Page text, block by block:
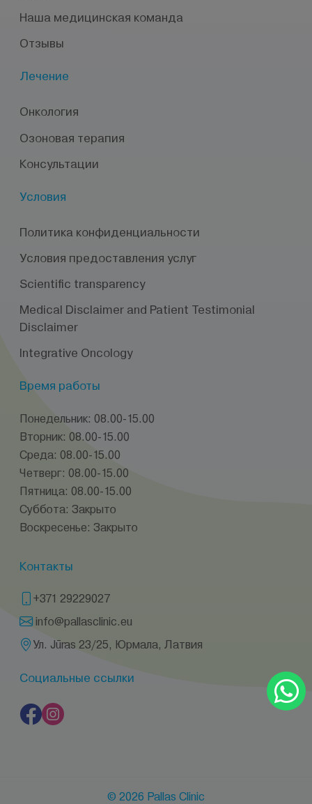
Время работы
Понедельник: 08.00-15.00
Вторник: 08.00-15.00
Среда: 08.00-15.00
Четверг: 08.00-15.00
Пятница: 08.00-15.00
Суббота: Закрыто
Воскресенье: Закрыто
Контакты
+371 29229027
info@pallasclinic.eu
Ул. Jūras 23/25, Юрмала, Латвия
Социальные ссылки
Наша медицинская команда
Отзывы
Лечение
Онкология
Озоновая терапия
Консультации
Условия
Политика конфиденциальности
Условия предоставления услуг
Scientific transparency
Medical Disclaimer and Patient Testimonial
Disclaimer
Integrative Oncology
© 2026 Pallas Clinic